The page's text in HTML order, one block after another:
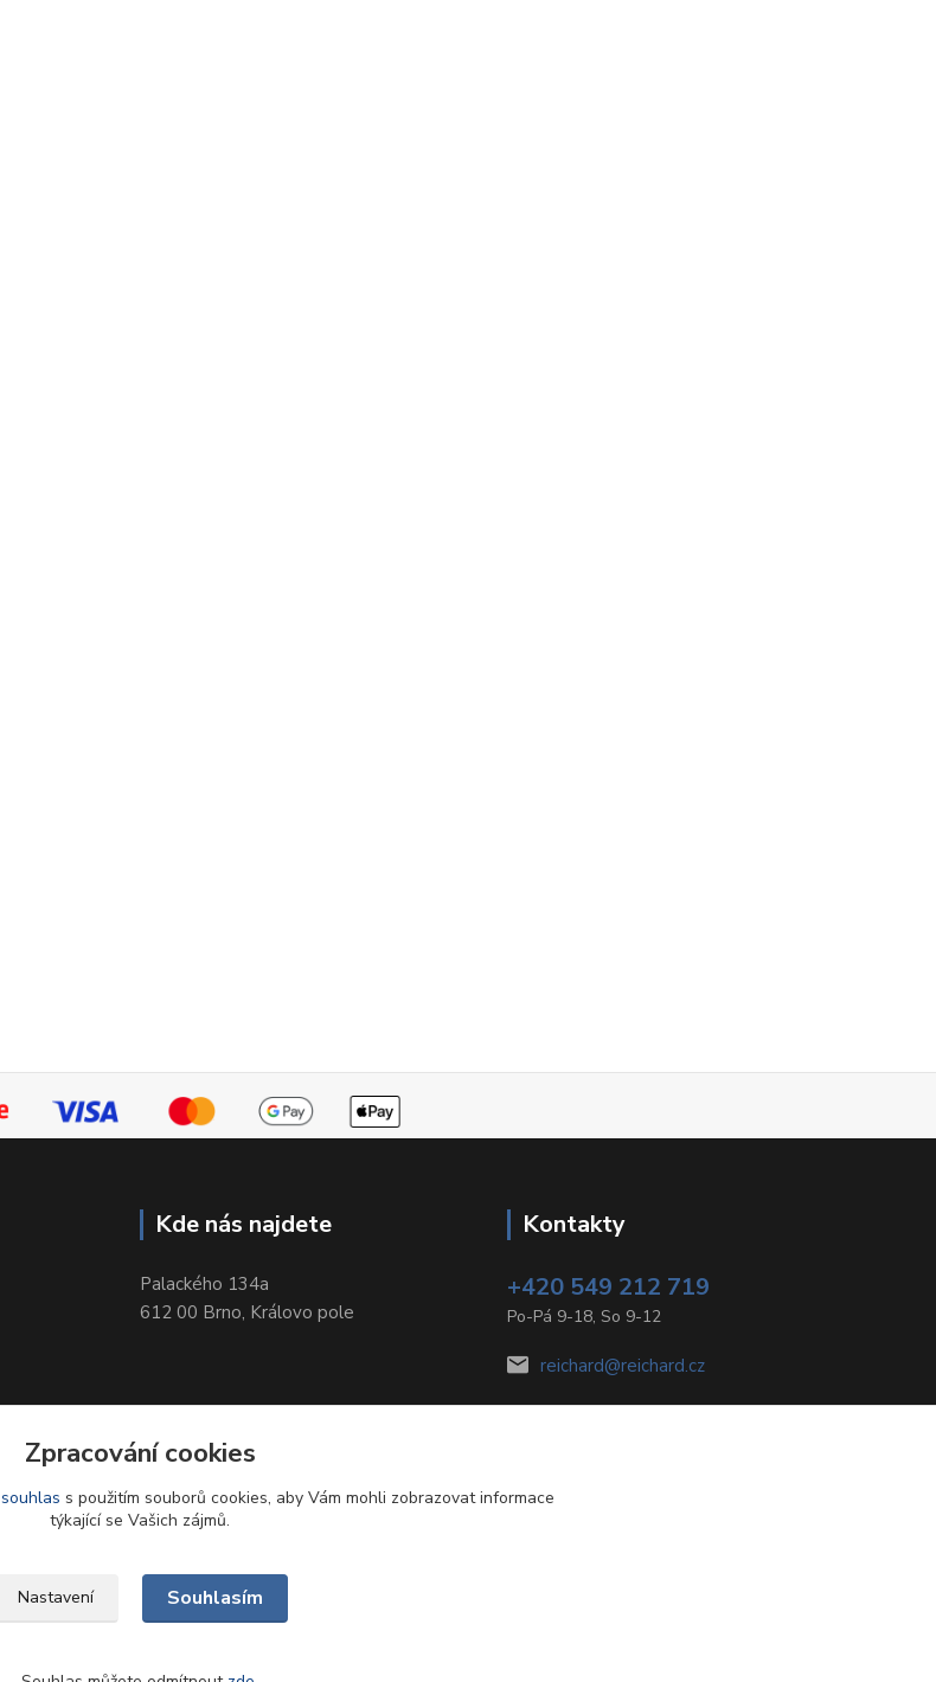
Kde nás najdete
Palackého 134a
612 00 Brno, Královo pole
Kontakty
+420 549 212 719
Po-Pá 9-18, So 9-12
reichard@reichard.cz
Zpracování cookies
souhlas s použitím souborů cookies, aby Vám mohli zobrazovat informace
týkající se Vašich zájmů.
Nastavení Souhlasím